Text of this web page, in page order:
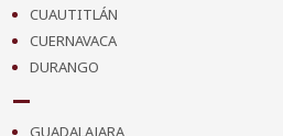
CUAUTITLÁN
CUERNAVACA
DURANGO
GUADALAJARA